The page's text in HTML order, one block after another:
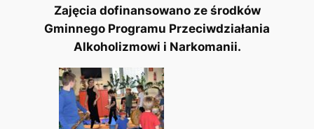
Zajęcia dofinansowano ze środków
Gminnego Programu Przeciwdziałania
Alkoholizmowi i Narkomanii.